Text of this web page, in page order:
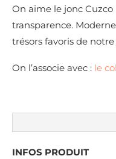
On aime le jonc
transparence.
trésors favoris de
On l’associe avec : le
INFOS PRODUIT